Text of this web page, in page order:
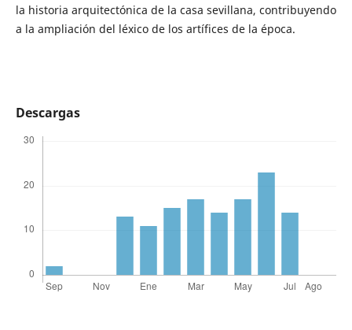
la historia arquitectónica de la casa sevillana, contribuyendo
a la ampliación del léxico de los artífices de la época.
Descargas